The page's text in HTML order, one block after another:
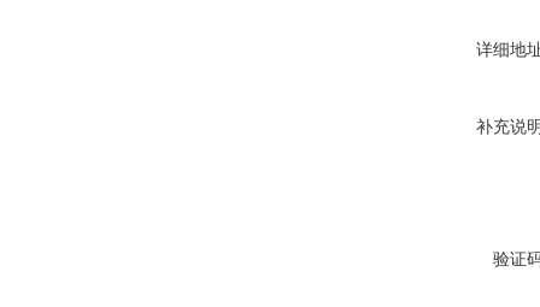
详细地
补充说
验证